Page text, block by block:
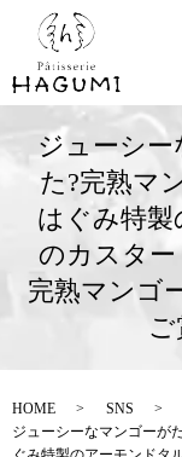
ジューシ
た?完熟マ
はぐみ特
のカスタ
完熟マンゴ
ご
HOME
SNS
ジューシーなマンゴーが